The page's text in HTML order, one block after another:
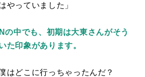
やっていました」
中でも、初期は大東さんがそう
た印象があります。
はどこに行っちゃったんだ？